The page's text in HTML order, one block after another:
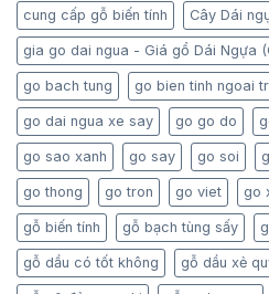
cung cấp gỗ biến tính Cây Dái
gia go dai ngua - Giá gổ Dái Ngựa
go bach tung go bien tinh ngoai
go dai ngua xe say go go do
go sao xanh go say go soi
go thong go tron go viet go
gỗ biến tính gỗ bạch tùng sấy
gỗ dầu có tốt không gỗ dầu xẻ